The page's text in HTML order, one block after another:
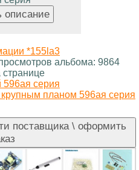
*155la3
альбома: 9864
596ая серия
планом 596ая серия